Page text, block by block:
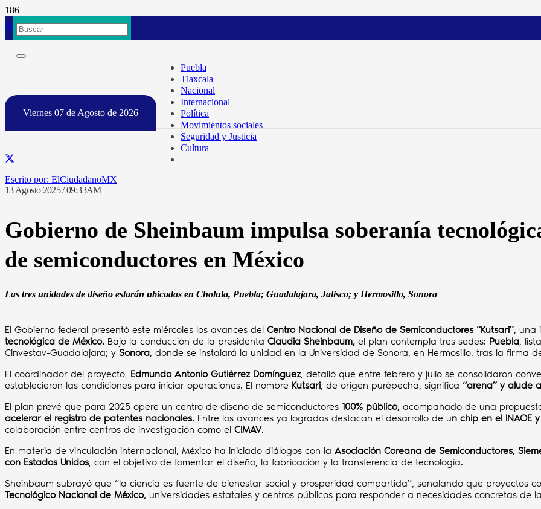
Viernes 07 de Agosto de 2026
Puebla
Tlaxcala
Nacional
Internacional
Política
Movimientos sociales
Seguridad y Justicia
Cultura
ElCiudadanoMX
13 Agosto 2025 / 09:33AM
Gobierno de Sheinbaum impulsa soberanía
de semiconductores en México
Las tres unidades de diseño estarán ubicadas en Cholula, Puebla; Guadalajara, Jalisco; y Hermosillo, Sonora
El Gobierno federal presentó este miércoles los avances del Centro Nacional de Diseño de Semiconductores “Kutsari”, una
tecnológica de México. Bajo la conducción de la presidenta Claudia Sheinbaum, el plan contempla tres sedes: Puebla,
Cinvestav-Guadalajara; y Sonora, donde se instalará la unidad en la Universidad de Sonora, en Hermosillo, tras la firma
El coordinador del proyecto, Edmundo Antonio Gutiérrez Domínguez, detalló que entre febrero y julio se consolidaron
establecieron las condiciones para iniciar operaciones. El nombre Kutsari, de origen purépecha, significa “arena” y alude
El plan prevé que para 2025 opere un centro de diseño de semiconductores 100% público, acompañado de una
acelerar el registro de patentes nacionales. Entre los avances ya logrados destacan el desarrollo de un chip en el INAOE
colaboración entre centros de investigación como el CIMAV.
En materia de vinculación internacional, México ha iniciado diálogos con la Asociación Coreana de Semiconductores,
con Estados Unidos, con el objetivo de fomentar el diseño, la fabricación y la transferencia de tecnología.
Sheinbaum subrayó que “la ciencia es fuente de bienestar social y prosperidad compartida”, señalando que proyectos
Tecnológico Nacional de México, universidades estatales y centros públicos para responder a necesidades concretas de